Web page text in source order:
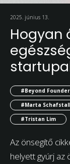
2025. június 13.
Hogyan
#Beyond
#Marta Schafstall
#Tristan Lim
Az önsegítő
helyett gyúrj az